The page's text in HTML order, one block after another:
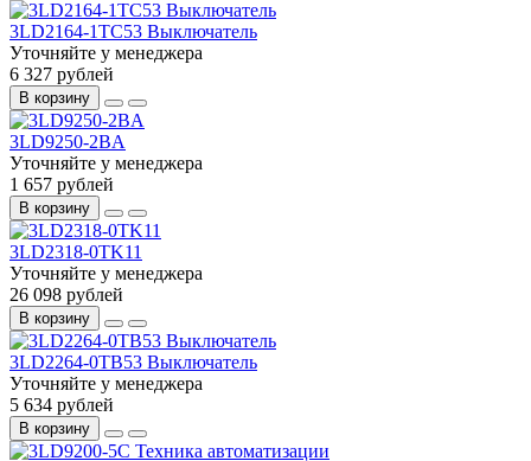
3LD2164-1TC53 Выключатель
Уточняйте у менеджера
6 327 рублей
В корзину
3LD9250-2BA
Уточняйте у менеджера
1 657 рублей
В корзину
3LD2318-0TK11
Уточняйте у менеджера
26 098 рублей
В корзину
3LD2264-0TB53 Выключатель
Уточняйте у менеджера
5 634 рублей
В корзину